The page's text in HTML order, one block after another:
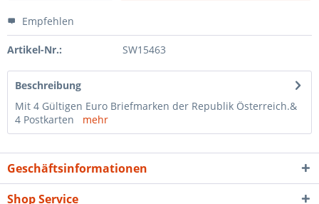
Empfehlen
Artikel-Nr.: SW15463
Beschreibung
Mit 4 Gültigen Euro Briefmarken der Republik Österreich.&
4 Postkarten mehr
Geschäftsinformationen
Shop Service